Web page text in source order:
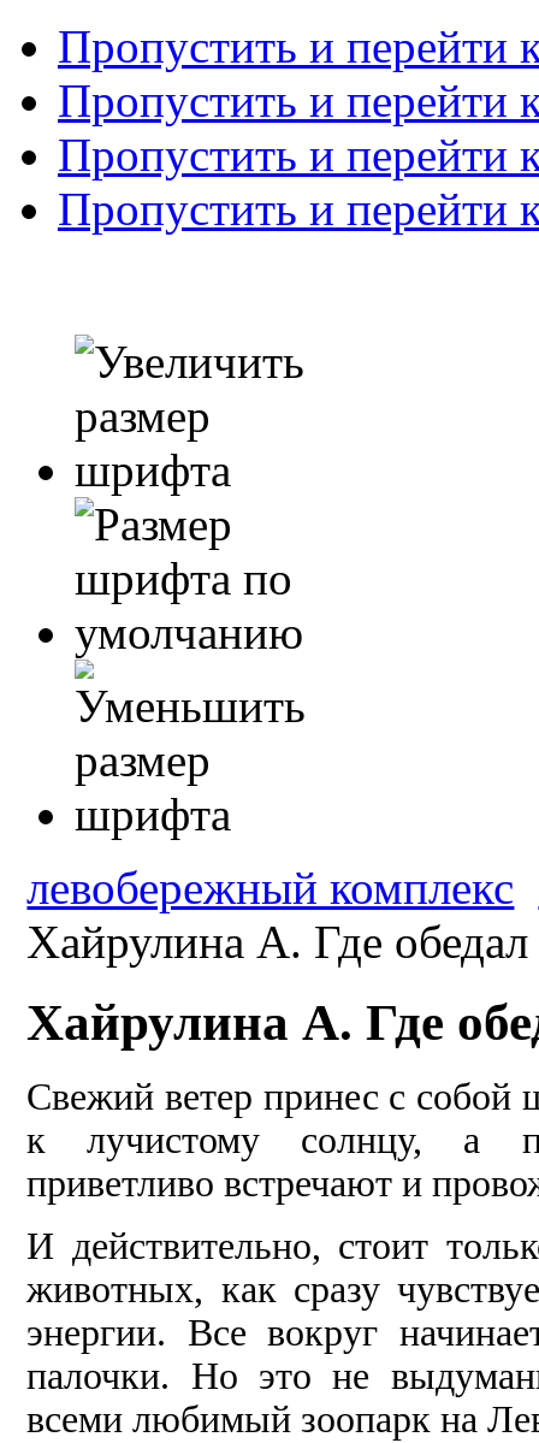
Пропустить и перейти
Пропустить и перейти
Пропустить и перейти
Пропустить и перейти
левобережный комплекс
Хайрулина А. Где обедал
Хайрулина А. Где
Свежий ветер принес с собой
к лучистому солнцу, а
приветливо встречают и
И действительно, стоит
животных, как сразу
энергии. Все вокруг
палочки. Но это не
всеми любимый зоопарк на